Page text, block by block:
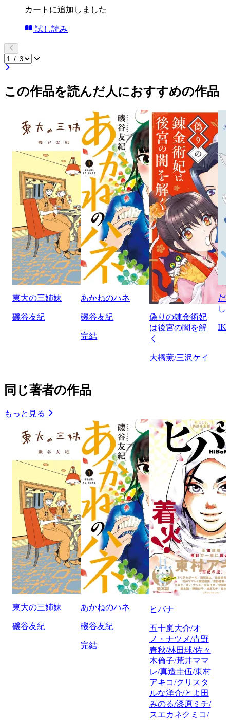
カートに追加しました
試し読み
この作品を読んだ人におすすめの作品
東大の三姉妹
磯谷友紀
あかねのハネ
磯谷友紀
完結
偽りの錬金術妃
は後宮の闇を解
く
大橋薫/三沢ケイ
だ
し
同じ著者の作品
もっと見る
東大の三姉妹
磯谷友紀
あかねのハネ
磯谷友紀
完結
ヒバナ
五十嵐大介/オ
ノ・ナツメ/青野
春秋/林田球/佐々
木倫子/荒井ママ
レ/真造圭伍/東村
アキコ/クリスタ
ルな洋介/とよ田
みのる/漆原ミチ/
スエカネクミコ/